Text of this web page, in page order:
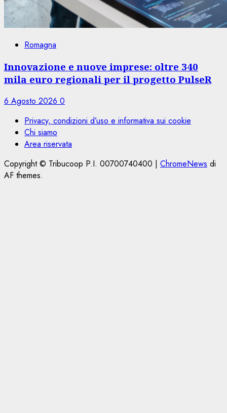
Romagna
Innovazione e nuove imprese: oltre 340
mila euro regionali per il progetto PulseR
6 Agosto 2026 0
Privacy, condizioni d’uso e informativa sui cookie
Chi siamo
Area riservata
Copyright © Tribucoop P.I. 00700740400 | ChromeNews di
AF themes.